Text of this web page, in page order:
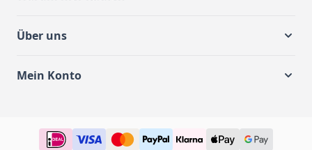
Über uns
Mein Konto